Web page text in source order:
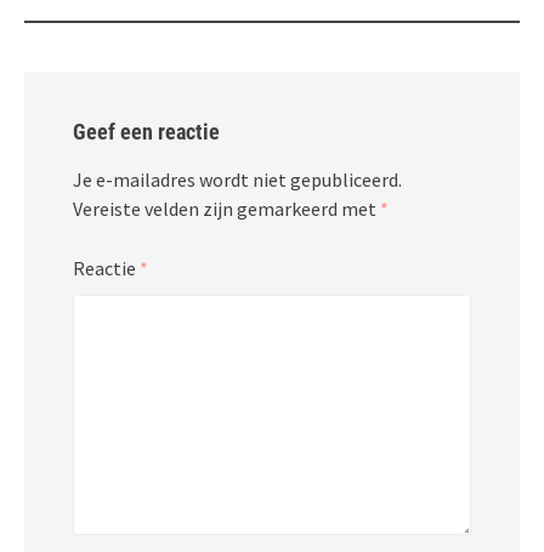
Geef een reactie
Je e-mailadres wordt niet gepubliceerd.
Vereiste velden zijn gemarkeerd met *
Reactie *